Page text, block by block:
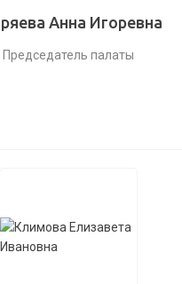
Анна Игоревна
Председатель палаты